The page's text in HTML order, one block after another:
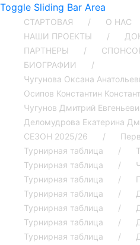
Toggle Sliding Bar Area
СТАРТОВАЯ О НАС
НАШИ ПРОЕКТЫ
ПАРТНЕРЫ
БИОГРАФИИ
Чугунова Оксана
Осипов Константин
Чугунов Дмитрий
Деломудрова Екатерина
СЕЗОН 2025/26
Турнирная таблица
Турнирная таблица
Турнирная таблица
Турнирная таблица
Турнирная таблица
Турнирная таблица
Турнирная таблица